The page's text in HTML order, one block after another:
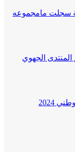
سجلت مامجموعه
الجهوي
2024